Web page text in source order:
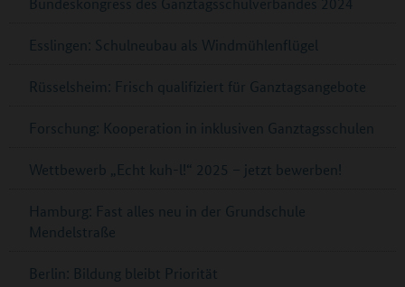
Esslingen: Schulneubau als Windmühlenflügel
Rüsselsheim: Frisch qualifiziert für Ganztagsangebote
Forschung: Kooperation in inklusiven Ganztagsschulen
Wettbewerb „Echt kuh-l!“ 2025 – jetzt bewerben!
Hamburg: Fast alles neu in der Grundschule
Mendelstraße
Berlin: Bildung bleibt Priorität